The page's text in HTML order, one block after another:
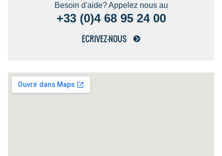
Besoin d'aide? Appelez nous au
+33 (0)4 68 95 24 00
ECRIVEZ-NOUS